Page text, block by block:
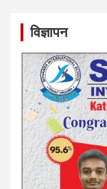
विज्ञापन